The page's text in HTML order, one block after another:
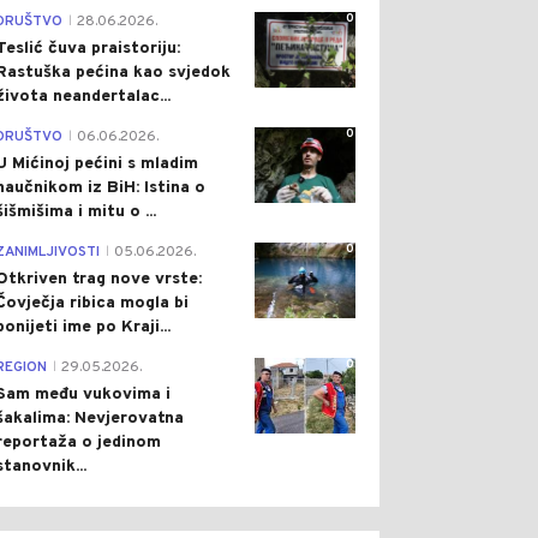
0
28.06.2026.
čuva praistoriju:
pećina kao svjedok
neandertalac...
0
06.06.2026.
Mićinoj pećini s mladim
iz BiH: Istina o
i mitu o ...
0
05.06.2026.
trag nove vrste:
ribica mogla bi
ime po Kraji...
0
29.05.2026.
među vukovima i
Nevjerovatna
o jedinom